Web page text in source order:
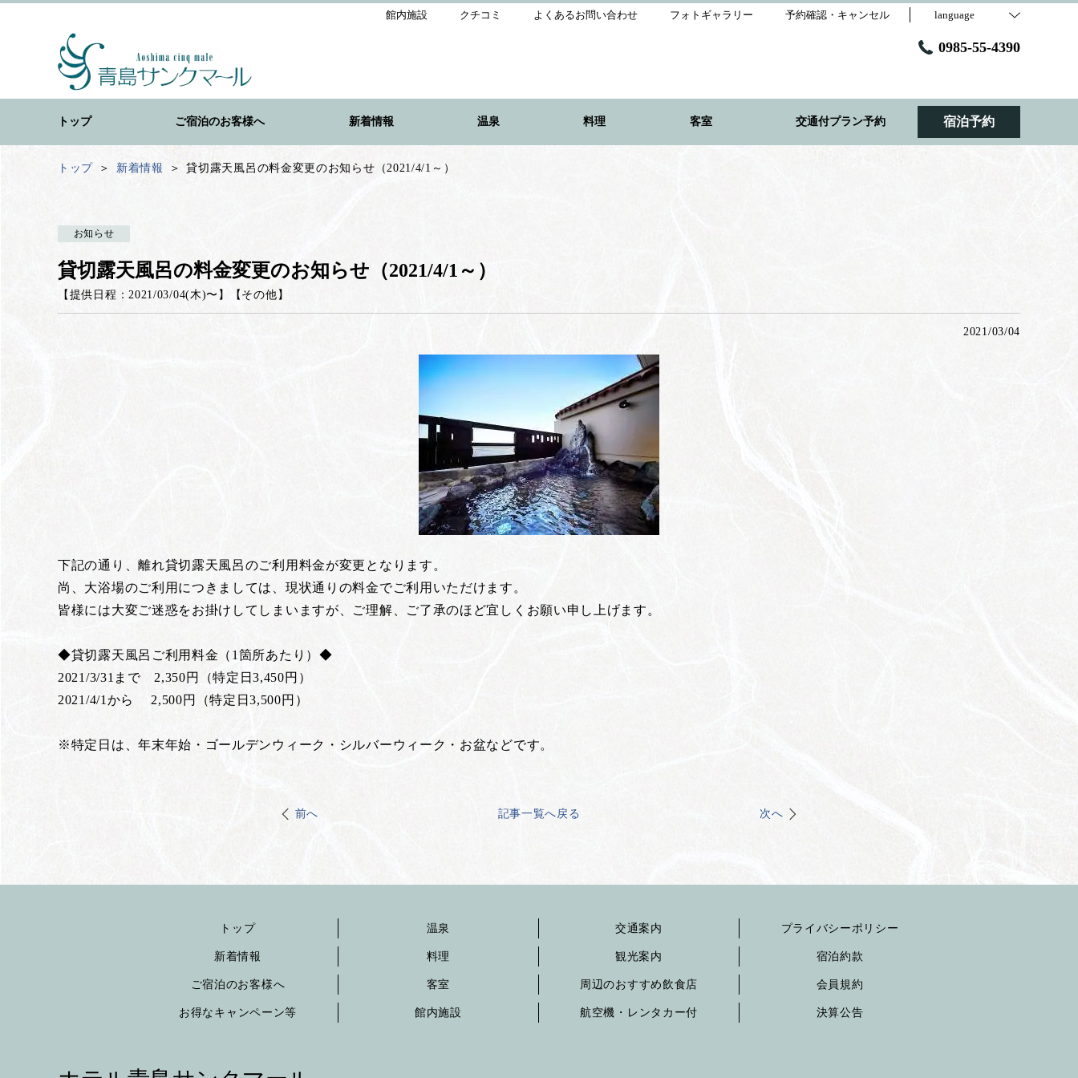
館内施設 クチコミ よくあるお問い合わせ フォトギャラリー 予約確認・キャンセル language
0985-55-4390
トップ ご宿泊のお客様へ 新着情報 温泉 料理 客室 交通付プラン予約 宿泊予約
トップ 新着情報 貸切露天風呂の料金変更のお知らせ（2021/4/1～）
お知らせ
貸切露天風呂の料金変更のお知らせ（2021/4/1～）
【提供日程：2021/03/04(木)〜】 【 その他 】
2021/03/04
下記の通り、離れ貸切露天風呂のご利用料金が変更となります。
尚、大浴場のご利用につきましては、現状通りの料金でご利用いただけます。
皆様には大変ご迷惑をお掛けしてしまいますが、ご理解、ご了承のほど宜しくお願い申し上げます。
◆貸切露天風呂ご利用料金（1箇所あたり）◆
2021/3/31まで 2,350円（特定日3,450円）
2021/4/1から 2,500円（特定日3,500円）
※特定日は、年末年始・ゴールデンウィーク・シルバーウィーク・お盆などです。
前へ 記事一覧へ戻る 次へ
トップ
新着情報
ご宿泊のお客様へ
お得なキャンペーン等
温泉
料理
客室
館内施設
交通案内
観光案内
周辺のおすすめ飲食店
航空機・レンタカー付
プライバシーポリシー
宿泊約款
会員規約
決算公告